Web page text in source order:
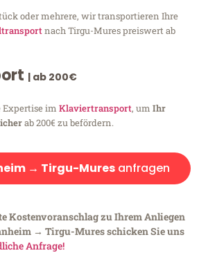
oder mehrere, wir transportieren Ihre
nach Tirgu-Mures preiswert ab
| ab 200€
Expertise im Klaviertransport, um Ihr
ab 200€ zu befördern.
→ Tirgu-Mures anfragen
Kostenvoranschlag zu Ihrem Anliegen
→ Tirgu-Mures schicken Sie uns
Anfrage!